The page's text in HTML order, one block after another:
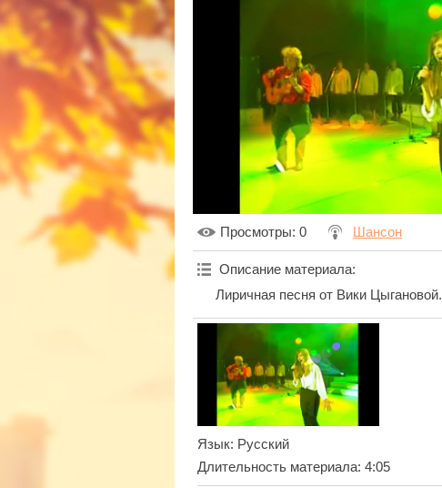
Просмотры: 0 Шансон
Описание материала:
Лиричная песня от Вики Цыгановой.
Язык: Русский
Длительность материала: 4:05